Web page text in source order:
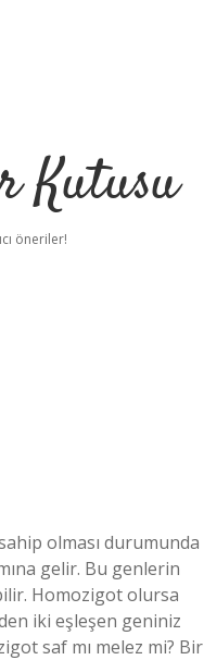
öneriler!
olması durumunda
gelir. Bu genlerin
Homozigot olursa
iki eşleşen geniniz
saf mı melez mi? Bir